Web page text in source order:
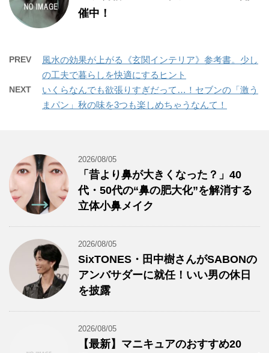
催中！
PREV
風水の効果が上がる《玄関インテリア》参考書。少し
の工夫で暮らしを快適にするヒント
NEXT
いくらなんでも欲張りすぎだって…！セブンの「激う
まパン」秋の味を3つも楽しめちゃうなんて！
2026/08/05
「昔より鼻が大きくなった？」40
代・50代の“鼻の肥大化”を解消する
立体小鼻メイク
2026/08/05
SixTONES・田中樹さんがSABONの
アンバサダーに就任！いい男の休日
を披露
2026/08/05
【最新】マニキュアのおすすめ20